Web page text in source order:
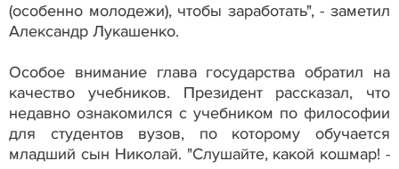
(особенно молодежи), чтобы заработать", - заметил
Александр Лукашенко.
Особое внимание глава государства обратил на
качество учебников. Президент рассказал, что
недавно ознакомился с учебником по философии
для студентов вузов, по которому обучается
младший сын Николай. "Слушайте, какой кошмар! -